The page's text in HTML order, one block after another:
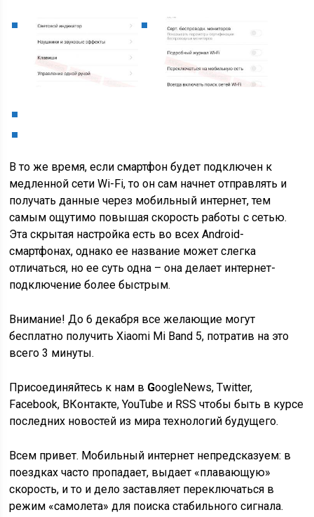
В то же время, если смартфон будет подключен к
медленной сети Wi-Fi, то он сам начнет отправлять и
получать данные через мобильный интернет, тем
самым ощутимо повышая скорость работы с сетью.
Эта скрытая настройка есть во всех Android-
смартфонах, однако ее название может слегка
отличаться, но ее суть одна – она делает интернет-
подключение более быстрым.
Внимание! До 6 декабря все желающие могут
бесплатно получить Xiaomi Mi Band 5, потратив на это
всего 3 минуты.
Присоединяйтесь к нам в GoogleNews, Twitter,
Facebook, ВКонтакте, YouTube и RSS чтобы быть в курсе
последних новостей из мира технологий будущего.
Всем привет. Мобильный интернет непредсказуем: в
поездках часто пропадает, выдает «плавающую»
скорость, и то и дело заставляет переключаться в
режим «самолета» для поиска стабильного сигнала.